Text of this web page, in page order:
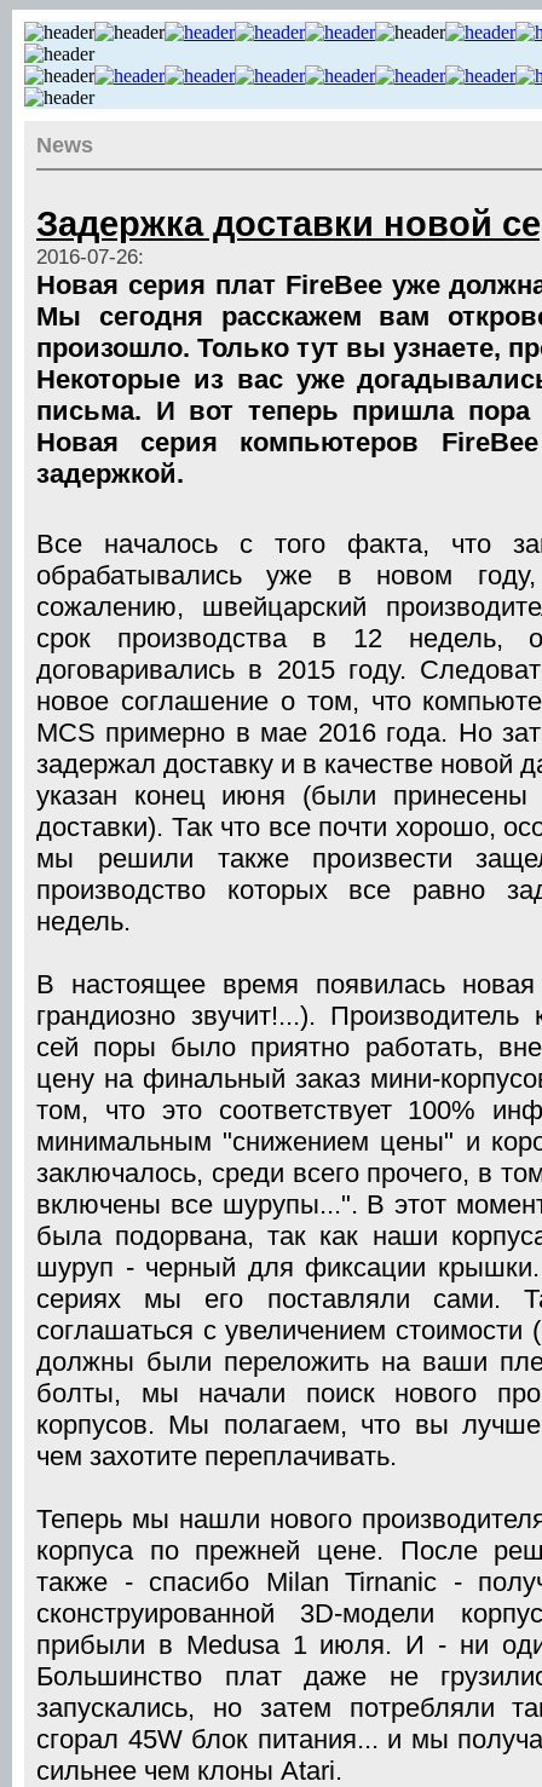
News
Задержка доставки новой
2016-07-26:
Новая серия плат FireBee уже
Мы сегодня расскажем вам
произошло. Только тут вы узнаете,
Некоторые из вас уже
письма. И вот теперь пришла
Новая серия компьютеров
задержкой.
Все началось с того факта, что
обрабатывались уже в новом
сожалению, швейцарский
срок производства в 12
договаривались в 2015 году.
новое соглашение о том, что
MCS примерно в мае 2016 года. Но
задержал доставку и в качестве новой
указан конец июня (были принесены
доставки). Так что все почти хорошо,
мы решили также произвести
производство которых все равно
недель.
В настоящее время появилась
грандиозно звучит!...).
сей поры было приятно работать,
цену на финальный заказ мини-
том, что это соответствует 100%
минимальным "снижением цены" и
заключалось, среди всего прочего, в
включены все шурупы...". В этот
была подорвана, так как наши
шуруп - черный для фиксации
сериях мы его поставляли сами.
соглашаться с увеличением
должны были переложить на ваши
болты, мы начали поиск нового
корпусов. Мы полагаем, что вы
чем захотите переплачивать.
Теперь мы нашли нового
корпуса по прежней цене. После
также - спасибо Milan Tirnanic -
сконструированной 3D-модели
прибыли в Medusa 1 июля. И - ни
Большинство плат даже не
запускались, но затем потребляли
сгорал 45W блок питания... и мы
сильнее чем клоны Atari.